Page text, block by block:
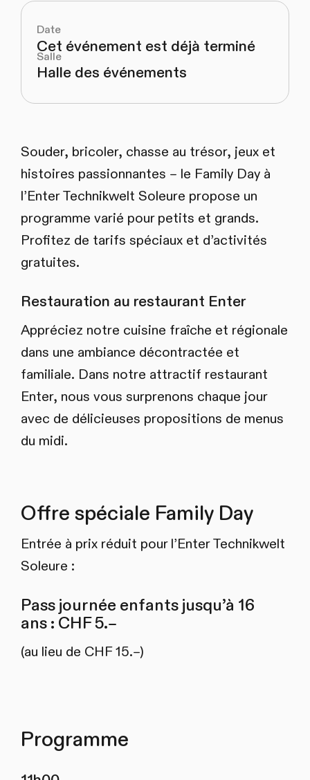
Date
Cet événement est déjà terminé
Salle
Halle des événements
Souder, bricoler, chasse au trésor, jeux et
histoires passionnantes – le Family Day à
l’Enter Technikwelt Soleure propose un
programme varié pour petits et grands.
Profitez de tarifs spéciaux et d’activités
gratuites.
Restauration au restaurant Enter
Appréciez notre cuisine fraîche et régionale
dans une ambiance décontractée et
familiale. Dans notre attractif restaurant
Enter, nous vous surprenons chaque jour
avec de délicieuses propositions de menus
du midi.
Offre spéciale Family Day
Entrée à prix réduit pour l’Enter Technikwelt
Soleure :
Pass journée enfants jusqu’à 16
ans : CHF 5.–
(au lieu de CHF 15.–)
Programme